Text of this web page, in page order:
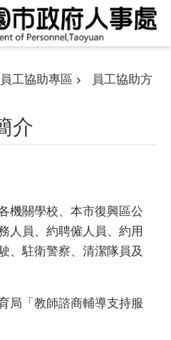
員工協助專區
員工協助方
介
機關學校、本市復興區公
人員、約聘僱人員、約用
、駐衛警察、清潔隊員及
局「教師諮商輔導支持服